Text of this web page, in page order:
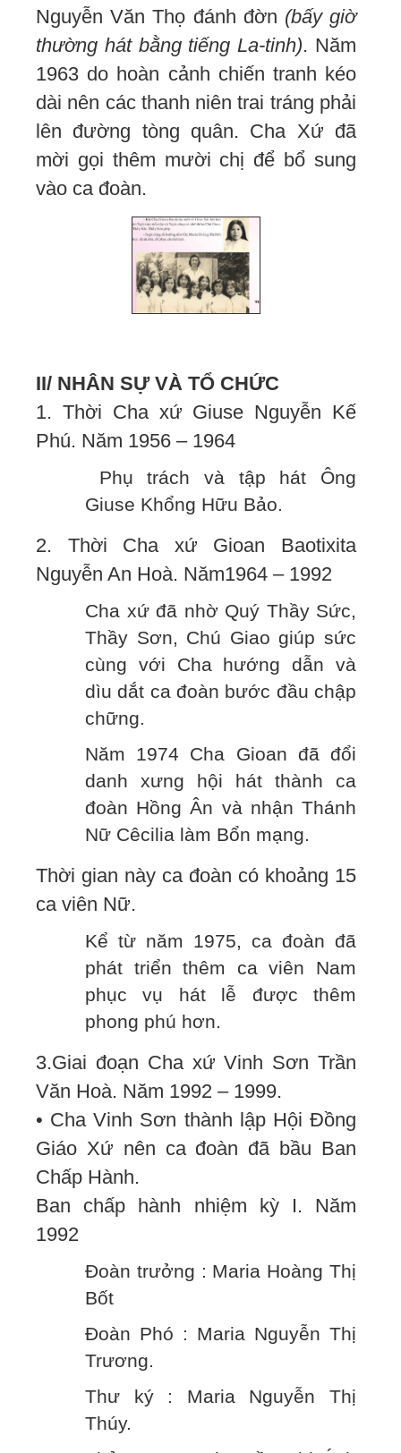
Nguyễn Văn Thọ đánh đờn (bấy giờ
thường hát bằng tiếng La-tinh). Năm
1963 do hoàn cảnh chiến tranh kéo
dài nên các thanh niên trai tráng phải
lên đường tòng quân. Cha Xứ đã
mời gọi thêm mười chị để bổ sung
vào ca đoàn.
II/ NHÂN SỰ VÀ TỔ CHỨC
1. Thời Cha xứ Giuse Nguyễn Kế
Phú. Năm 1956 – 1964
Phụ trách và tập hát Ông
Giuse Khổng Hữu Bảo.
2. Thời Cha xứ Gioan Baotixita
Nguyễn An Hoà. Năm1964 – 1992
Cha xứ đã nhờ Quý Thầy Sức,
Thầy Sơn, Chú Giao giúp sức
cùng với Cha hướng dẫn và
dìu dắt ca đoàn bước đầu chập
chững.
Năm 1974 Cha Gioan đã đổi
danh xưng hội hát thành ca
đoàn Hồng Ân và nhận Thánh
Nữ Cêcilia làm Bổn mạng.
Thời gian này ca đoàn có khoảng 15
ca viên Nữ.
Kể từ năm 1975, ca đoàn đã
phát triển thêm ca viên Nam
phục vụ hát lễ được thêm
phong phú hơn.
3.Giai đoạn Cha xứ Vinh Sơn Trần
Văn Hoà. Năm 1992 – 1999.
• Cha Vinh Sơn thành lập Hội Đồng
Giáo Xứ nên ca đoàn đã bầu Ban
Chấp Hành.
Ban chấp hành nhiệm kỳ I. Năm
1992
Đoàn trưởng : Maria Hoàng Thị
Bốt
Đoàn Phó : Maria Nguyễn Thị
Trương.
Thư ký : Maria Nguyễn Thị
Thúy.